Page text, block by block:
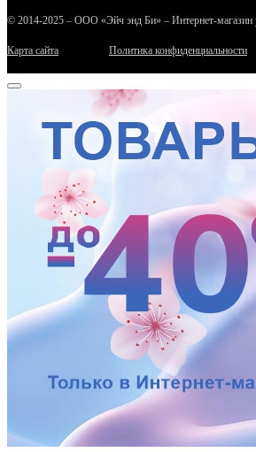
© 2014-2025 – ООО «Эйч энд Би» – Интернет-магазин
Карта сайта Политика конфиденциальности